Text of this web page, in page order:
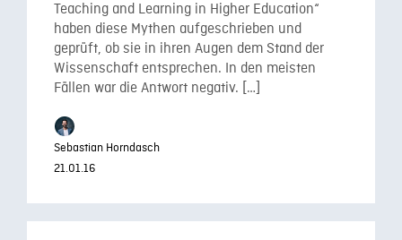
Teaching and Learning in Higher Education“
haben diese Mythen aufgeschrieben und
geprüft, ob sie in ihren Augen dem Stand der
Wissenschaft entsprechen. In den meisten
Fällen war die Antwort negativ. […]
Sebastian Horndasch
21.01.16